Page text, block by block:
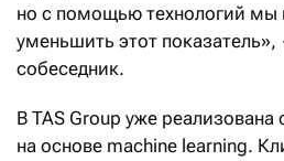
но с помощью технологий мы
уменьшить этот
собеседник.
В TAS Group уже реализована
на основе machine learning.